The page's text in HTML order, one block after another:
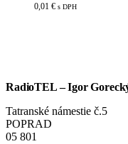
0,01 € s DPH
RadioTEL – Igor
Tatranské námestie č.5
POPRAD
05 801